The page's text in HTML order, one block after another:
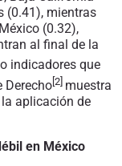
(0.41), mientras
(0.32),
al final de la
indicadores que
Derecho[2] muestra
aplicación de
en México